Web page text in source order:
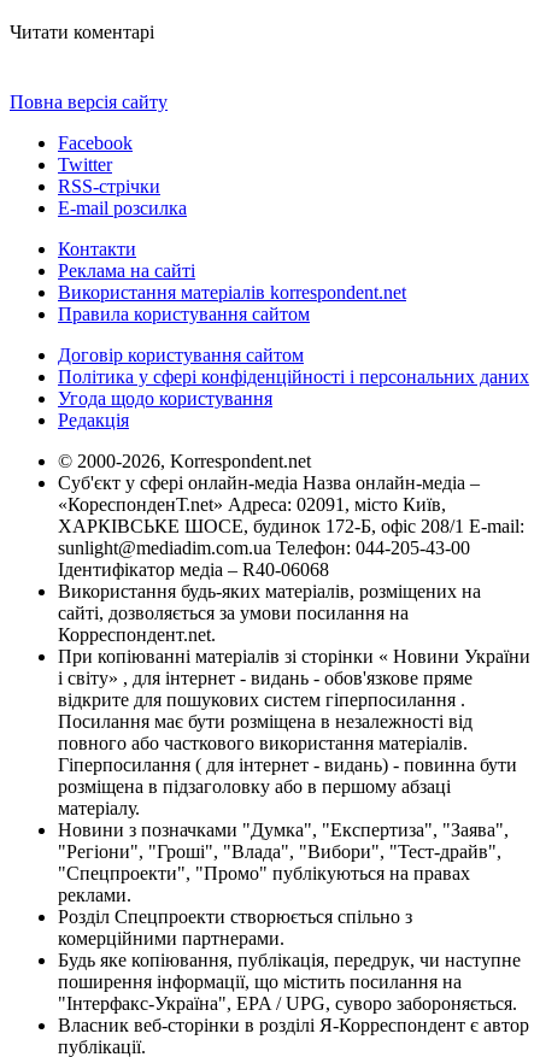
Читати коментарі
Повна версія сайту
Facebook
Twitter
RSS-стрічки
E-mail розсилка
Контакти
Реклама на сайті
Використання матеріалів korrespondent.net
Правила користування сайтом
Договір користування сайтом
Політика у сфері конфіденційності і персональних даних
Угода щодо користування
Редакція
© 2000-2026, Korrespondent.net
Суб'єкт у сфері онлайн-медіа Назва онлайн-медіа –
«КореспонденТ.net» Адреса: 02091, місто Київ,
ХАРКІВСЬКЕ ШОСЕ, будинок 172-Б, офіс 208/1 E-mail:
sunlight@mediadim.com.ua Телефон: 044-205-43-00
Ідентифікатор медіа – R40-06068
Використання будь-яких матеріалів, розміщених на
сайті, дозволяється за умови посилання на
Корреспондент.net.
При копіюванні матеріалів зі сторінки « Новини України
і світу» , для інтернет - видань - обов'язкове пряме
відкрите для пошукових систем гіперпосилання .
Посилання має бути розміщена в незалежності від
повного або часткового використання матеріалів.
Гіперпосилання ( для інтернет - видань) - повинна бути
розміщена в підзаголовку або в першому абзаці
матеріалу.
Новини з позначками "Думка", "Експертиза", "Заява",
"Регіони", "Гроші", "Влада", "Вибори", "Тест-драйв",
"Спецпроекти", "Промо" публікуються на правах
реклами.
Розділ Спецпроекти створюється спільно з
комерційними партнерами.
Будь яке копіювання, публікація, передрук, чи наступне
поширення інформації, що містить посилання на
"Інтерфакс-Україна", EPA / UPG, суворо забороняється.
Власник веб-сторінки в розділі Я-Корреспондент є автор
публікації.